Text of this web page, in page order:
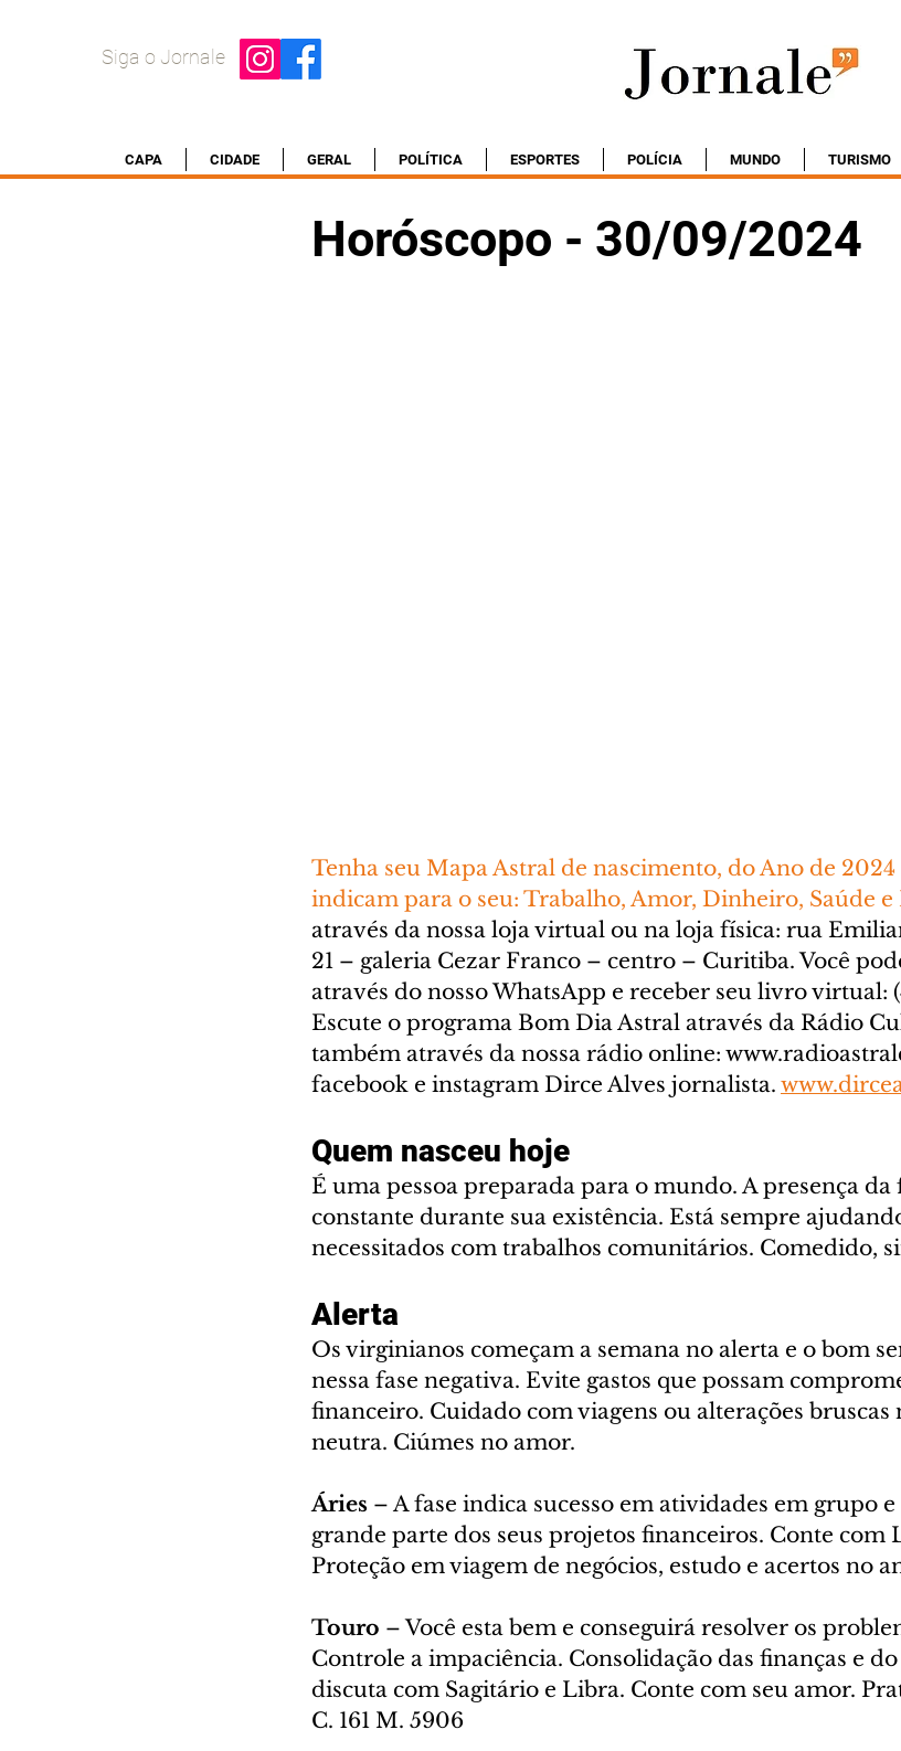
Siga o Jornale
CAPA CIDADE GERAL POLÍTICA ESPORTES POLÍCIA MUNDO TURISMO
Horóscopo - 30/09/2024
Tenha seu Mapa Astral de nascimento, do Ano de 2024
indicam para o seu: Trabalho, Amor, Dinheiro, Saúde e
através da nossa loja virtual ou na loja física: rua
21 – galeria Cezar Franco – centro – Curitiba. Você
através do nosso WhatsApp e receber seu livro virtual:
Escute o programa Bom Dia Astral através da Rádio
também através da nossa rádio online:
facebook e instagram Dirce Alves jornalista.
Quem nasceu hoje
É uma pessoa preparada para o mundo. A presença
constante durante sua existência. Está sempre
necessitados com trabalhos comunitários. Comedido,
Alerta
Os virginianos começam a semana no alerta e o bom
nessa fase negativa. Evite gastos que possam
financeiro. Cuidado com viagens ou alterações bruscas
neutra. Ciúmes no amor.
Áries – A fase indica sucesso em atividades em grupo
grande parte dos seus projetos financeiros. Conte com
Proteção em viagem de negócios, estudo e acertos no
Touro – Você esta bem e conseguirá resolver os
Controle a impaciência. Consolidação das finanças e
discuta com Sagitário e Libra. Conte com seu amor.
C. 161 M. 5906